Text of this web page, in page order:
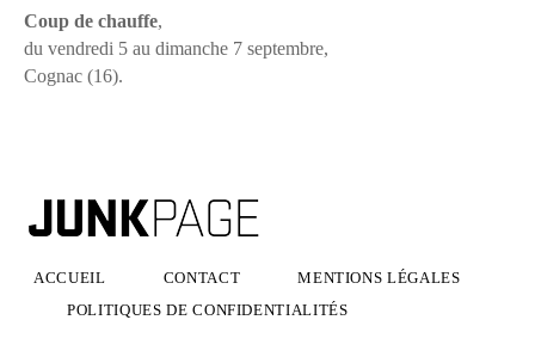
Coup de chauffe,
du vendredi 5 au dimanche 7 septembre,
Cognac (16).
ACCUEIL CONTACT
MENTIONS LÉGALES
POLITIQUES DE CONFIDENTIALITÉS